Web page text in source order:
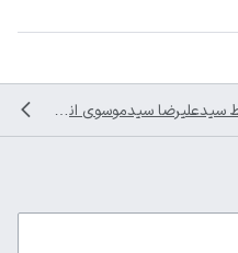
سیدعلیرضا سیدموسوی انجام شده است